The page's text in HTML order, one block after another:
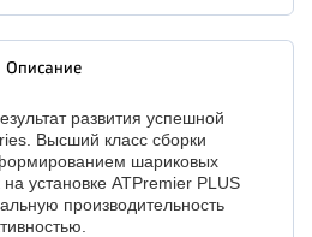
Описание
развития успешной
Высший класс сборки
шариковых
установке ATPremier PLUS
производительность